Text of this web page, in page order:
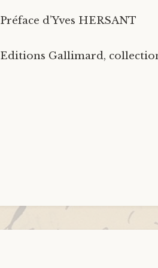
Préface d’Yves HERSANT
Editions Gallimard, collection